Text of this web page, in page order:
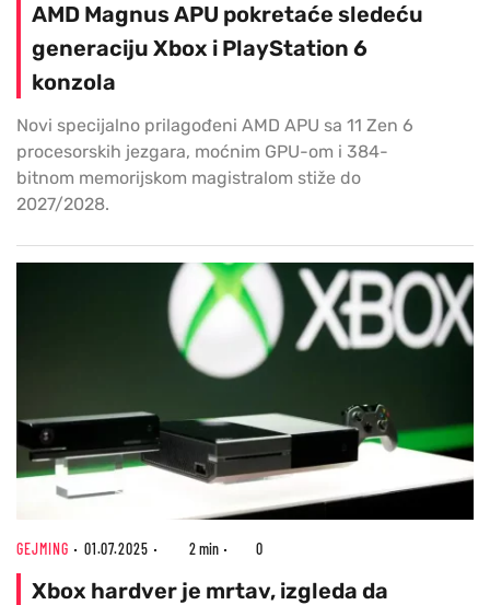
AMD Magnus APU pokretaće sledeću
generaciju Xbox i PlayStation 6
konzola
Novi specijalno prilagođeni AMD APU sa 11 Zen 6
procesorskih jezgara, moćnim GPU-om i 384-
bitnom memorijskom magistralom stiže do
2027/2028.
GEJMING 01.07.2025 2 min 0
Xbox hardver je mrtav, izgleda da